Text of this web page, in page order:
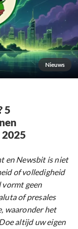
Nieuws
5
en Newsbit is niet
of volledigheid
geen
of presales
waaronder het
altijd uw eigen